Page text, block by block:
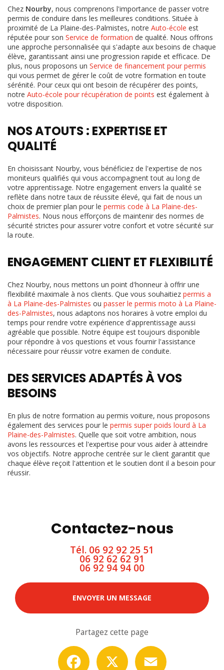
Chez Nourby, nous comprenons l'importance de passer votre
permis de conduire dans les meilleures conditions. Située à
proximité de La Plaine-des-Palmistes, notre Auto-école est
réputée pour son Service de formation de qualité. Nous offrons
une approche personnalisée qui s'adapte aux besoins de chaque
élève, garantissant ainsi une progression rapide et efficace. De
plus, nous proposons un Service de financement pour permis
qui vous permet de gérer le coût de votre formation en toute
sérénité. Pour ceux qui ont besoin de récupérer des points,
notre Auto-école pour récupération de points est également à
votre disposition.
NOS ATOUTS : EXPERTISE ET
QUALITÉ
En choisissant Nourby, vous bénéficiez de l'expertise de nos
moniteurs qualifiés qui vous accompagnent tout au long de
votre apprentissage. Notre engagement envers la qualité se
reflète dans notre taux de réussite élevé, qui fait de nous un
choix de premier plan pour le permis code à La Plaine-des-
Palmistes. Nous nous efforçons de maintenir des normes de
sécurité strictes pour assurer votre confort et votre sécurité sur
la route.
ENGAGEMENT CLIENT ET FLEXIBILITÉ
Chez Nourby, nous mettons un point d'honneur à offrir une
flexibilité maximale à nos clients. Que vous souhaitiez permis a
à La Plaine-des-Palmistes ou passer le permis moto à La Plaine-
des-Palmistes, nous adaptons nos horaires à votre emploi du
temps pour rendre votre expérience d'apprentissage aussi
agréable que possible. Notre équipe est toujours disponible
pour répondre à vos questions et vous fournir l'assistance
nécessaire pour réussir votre examen de conduite.
DES SERVICES ADAPTÉS À VOS
BESOINS
En plus de notre formation au permis voiture, nous proposons
également des services pour le permis super poids lourd à La
Plaine-des-Palmistes. Quelle que soit votre ambition, nous
avons les ressources et l'expertise pour vous aider à atteindre
vos objectifs. Notre approche centrée sur le client garantit que
chaque élève reçoit l'attention et le soutien dont il a besoin pour
réussir.
Contactez-nous
Tél. 06 92 92 25 51
06 92 62 62 91
06 92 94 94 00
ENVOYER UN MESSAGE
Partagez cette page
Facebook